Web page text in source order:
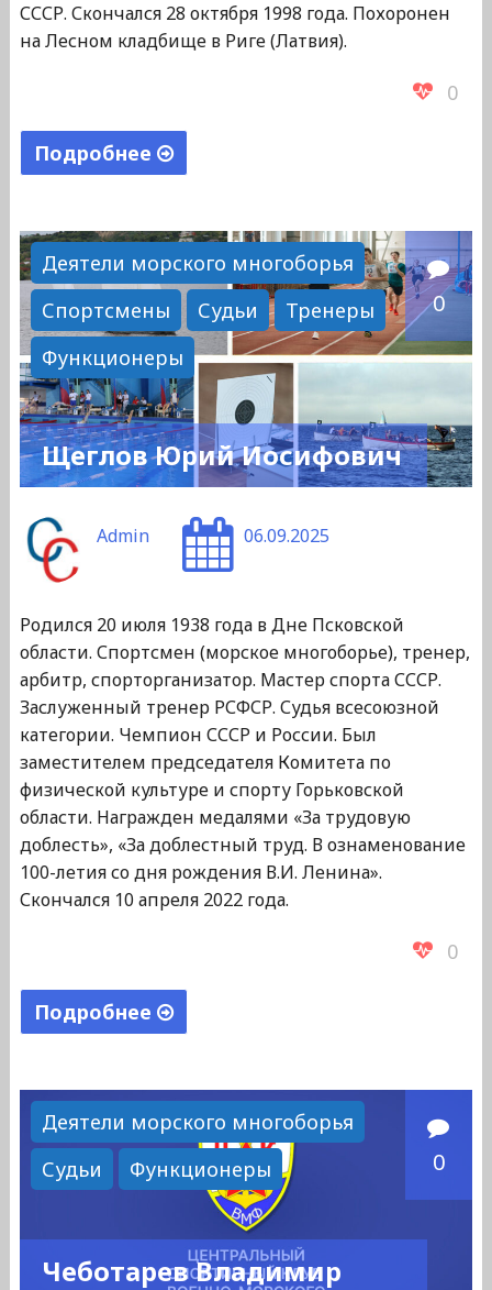
СССР. Скончался 28 октября 1998 года. Похоронен
на Лесном кладбище в Риге (Латвия).
0
Подробнее
Петрович"
Деятели морского многоборья
Спортсмены
Судьи
Тренеры
Функционеры
0
Щеглов Юрий Иосифович
Admin 06.09.2025
Родился 20 июля 1938 года в Дне Псковской
области. Спортсмен (морское многоборье), тренер,
арбитр, спорторганизатор. Мастер спорта СССР.
Заслуженный тренер РСФСР. Судья всесоюзной
категории. Чемпион СССР и России. Был
заместителем председателя Комитета по
физической культуре и спорту Горьковской
области. Награжден медалями «За трудовую
доблесть», «За доблестный труд. В ознаменование
100-летия со дня рождения В.И. Ленина».
Скончался 10 апреля 2022 года.
0
Подробнее
Иосифович"
Деятели морского многоборья
Судьи
Функционеры 0
Чеботарев Владимир